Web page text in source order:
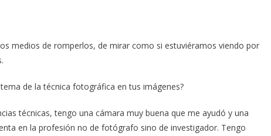
medios de romperlos, de mirar como si estuviéramos viendo por
de la técnica fotográfica en tus imágenes?
técnicas, tengo una cámara muy buena que me ayudó y una
en la profesión no de fotógrafo sino de investigador. Tengo